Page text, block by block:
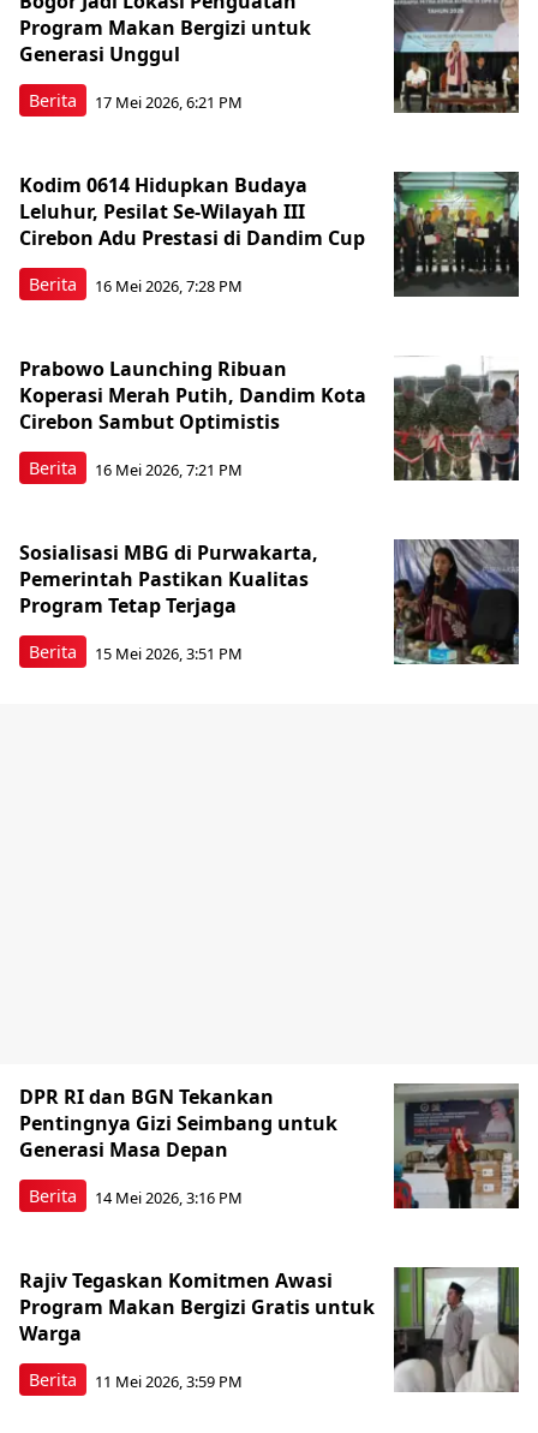
Berita
Program Makan Bergizi untuk
Generasi Unggul
17 Mei 2026, 6:21 PM
Berita
Kodim 0614 Hidupkan Budaya
Leluhur, Pesilat Se-Wilayah III
Cirebon Adu Prestasi di Dandim Cup
16 Mei 2026, 7:28 PM
Berita
Prabowo Launching Ribuan
Koperasi Merah Putih, Dandim Kota
Cirebon Sambut Optimistis
16 Mei 2026, 7:21 PM
Berita
Sosialisasi MBG di Purwakarta,
Pemerintah Pastikan Kualitas
Program Tetap Terjaga
15 Mei 2026, 3:51 PM
Berita
DPR RI dan BGN Tekankan
Pentingnya Gizi Seimbang untuk
Generasi Masa Depan
14 Mei 2026, 3:16 PM
Berita
Rajiv Tegaskan Komitmen Awasi
Program Makan Bergizi Gratis untuk
Warga
11 Mei 2026, 3:59 PM